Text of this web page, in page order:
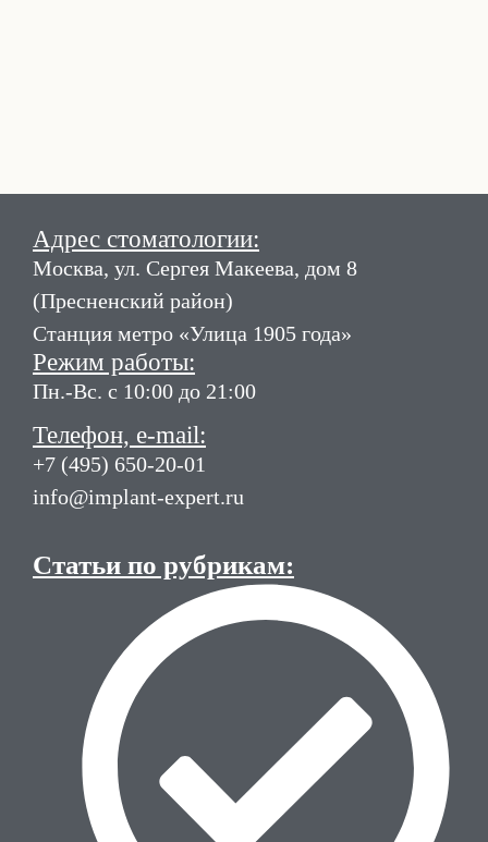
Адрес стоматологии:
Москва, ул. Сергея Макеева, дом 8
(Пресненский район)
Станция метро «Улица 1905 года»
Режим работы:
Пн.-Вс. с 10:00 до 21:00
Телефон, e-mail:
+7 (495) 650-20-01
info@implant-expert.ru
Статьи по рубрикам: